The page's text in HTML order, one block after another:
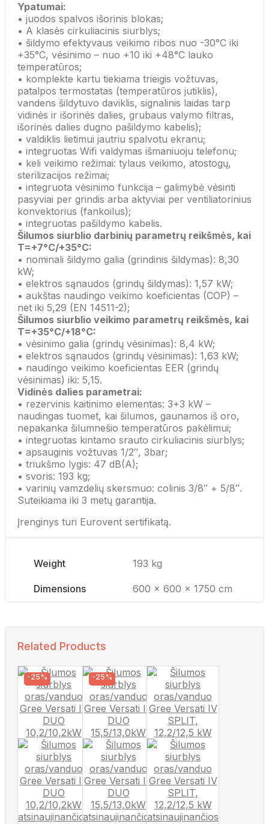
Ypatumai:
• juodos spalvos išorinis blokas;
• A klasės cirkuliacinis siurblys;
• šildymo efektyvaus veikimo ribos nuo -30°C iki
+35°C, vėsinimo – nuo +10 iki +48°C lauko
temperatūros;
• komplekte kartu tiekiama trieigis vožtuvas,
patalpos termostatas (temperatūros jutiklis),
vandens šildytuvo daviklis, signalinis laidas tarp
vidinės ir išorinės dalies, grubaus valymo filtras,
išorinės dalies dugno pašildymo kabelis);
• valdiklis lietimui jautriu spalvotu ekranu;
• integruotas Wifi valdymas išmaniuoju telefonu;
• keli veikimo režimai: tylaus veikimo, atostogų,
sterilizacijos režimai;
• integruota vėsinimo funkcija – galimybė vėsinti
pasyviai per grindis arba aktyviai per ventiliatorinius
konvektorius (fankoilus);
• integruotas pašildymo kabelis.
Šilumos siurblio darbinių parametrų reikšmės, kai
T=+7°C/+35°C:
• nominali šildymo galia (grindinis šildymas): 8,30
kW;
• elektros sąnaudos (grindų šildymas): 1,57 kW;
• aukštas naudingo veikimo koeficientas (COP) –
net iki 5,29 (EN 14511-2);
Šilumos siurblio veikimo parametrų reikšmės, kai
T=+35°C/+18°C:
• vėsinimo galia (grindų vėsinimas): 8,4 kW;
• elektros sąnaudos (grindų vėsinimas): 1,63 kW;
• naudingo veikimo koeficientas EER (grindų
vėsinimas) iki: 5,15.
Vidinės dalies parametrai:
• rezervinis kaitinimo elementas: 3+3 kW –
naudingas tuomet, kai šilumos, gaunamos iš oro,
nepakanka šilumnešio temperatūros pakėlimui;
• integruotas kintamo srauto cirkuliacinis siurblys;
• apsauginis vožtuvas 1/2″, 3bar;
• triukšmo lygis: 47 dB(A);
• svoris: 193 kg;
• varinių vamzdelių skersmuo: colinis 3/8″ + 5/8″.
Suteikiama iki 3 metų garantija.
Įrenginys turi Eurovent sertifikatą.
Weight 193 kg
Dimensions 600 × 600 × 1750 cm
Related Products
-25% -25%